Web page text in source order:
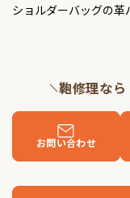
ショルダーバッグの
鞄修理な
お問い合わせ